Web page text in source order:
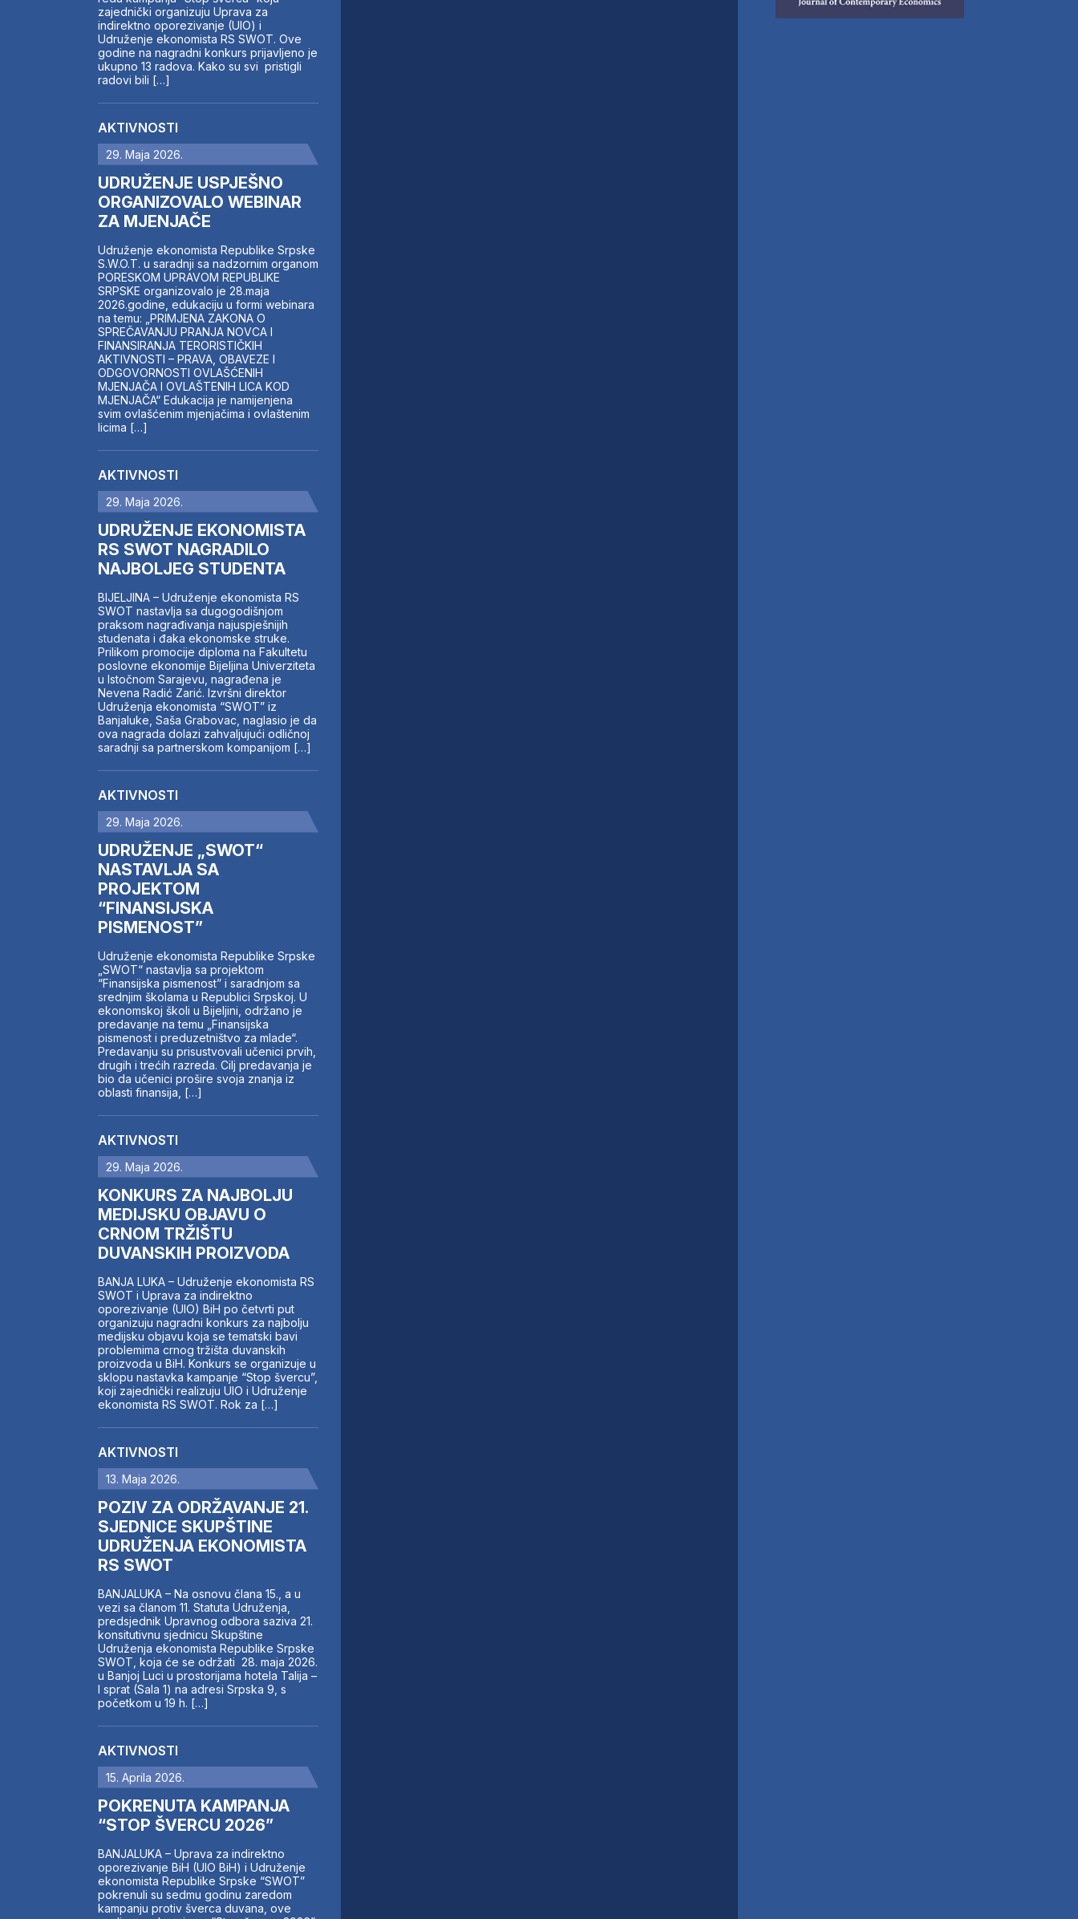
zajednički organizuju Uprava za
indirektno oporezivanje (UIO) i
Udruženje ekonomista RS SWOT. Ove
godine na nagradni konkurs prijavljeno je
ukupno 13 radova. Kako su svi pristigli
radovi bili […]
AKTIVNOSTI
29. Maja 2026.
UDRUŽENJE USPJEŠNO
ORGANIZOVALO WEBINAR
ZA MJENJAČE
Udruženje ekonomista Republike Srpske
S.W.O.T. u saradnji sa nadzornim organom
PORESKOM UPRAVOM REPUBLIKE
SRPSKE organizovalo je 28.maja
2026.godine, edukaciju u formi webinara
na temu: „PRIMJENA ZAKONA O
SPREČAVANJU PRANJA NOVCA I
FINANSIRANJA TERORISTIČKIH
AKTIVNOSTI – PRAVA, OBAVEZE I
ODGOVORNOSTI OVLAŠĆENIH
MJENJAČA I OVLAŠTENIH LICA KOD
MJENJAČA“ Edukacija je namijenjena
svim ovlašćenim mjenjačima i ovlaštenim
licima […]
AKTIVNOSTI
29. Maja 2026.
UDRUŽENJE EKONOMISTA
RS SWOT NAGRADILO
NAJBOLJEG STUDENTA
BIJELJINA – Udruženje ekonomista RS
SWOT nastavlja sa dugogodišnjom
praksom nagrađivanja najuspješnijih
studenata i đaka ekonomske struke.
Prilikom promocije diploma na Fakultetu
poslovne ekonomije Bijeljina Univerziteta
u Istočnom Sarajevu, nagrađena je
Nevena Radić Zarić. Izvršni direktor
Udruženja ekonomista “SWOT” iz
Banjaluke, Saša Grabovac, naglasio je da
ova nagrada dolazi zahvaljujući odličnoj
saradnji sa partnerskom kompanijom […]
AKTIVNOSTI
29. Maja 2026.
UDRUŽENJE „SWOT“
NASTAVLJA SA
PROJEKTOM
“FINANSIJSKA
PISMENOST”
Udruženje ekonomista Republike Srpske
„SWOT“ nastavlja sa projektom
“Finansijska pismenost” i saradnjom sa
srednjim školama u Republici Srpskoj. U
ekonomskoj školi u Bijeljini, održano je
predavanje na temu „Finansijska
pismenost i preduzetništvo za mlade“.
Predavanju su prisustvovali učenici prvih,
drugih i trećih razreda. Cilj predavanja je
bio da učenici prošire svoja znanja iz
oblasti finansija, […]
AKTIVNOSTI
29. Maja 2026.
KONKURS ZA NAJBOLJU
MEDIJSKU OBJAVU O
CRNOM TRŽIŠTU
DUVANSKIH PROIZVODA
BANJA LUKA – Udruženje ekonomista RS
SWOT i Uprava za indirektno
oporezivanje (UIO) BiH po četvrti put
organizuju nagradni konkurs za najbolju
medijsku objavu koja se tematski bavi
problemima crnog tržišta duvanskih
proizvoda u BiH. Konkurs se organizuje u
sklopu nastavka kampanje “Stop švercu”,
koji zajednički realizuju UIO i Udruženje
ekonomista RS SWOT. Rok za […]
AKTIVNOSTI
13. Maja 2026.
POZIV ZA ODRŽAVANJE 21.
SJEDNICE SKUPŠTINE
UDRUŽENJA EKONOMISTA
RS SWOT
BANJALUKA – Na osnovu člana 15., a u
vezi sa članom 11. Statuta Udruženja,
predsjednik Upravnog odbora saziva 21.
konsitutivnu sjednicu Skupštine
Udruženja ekonomista Republike Srpske
SWOT, koja će se održati 28. maja 2026.
u Banjoj Luci u prostorijama hotela Talija –
I sprat (Sala 1) na adresi Srpska 9, s
početkom u 19 h. […]
AKTIVNOSTI
15. Aprila 2026.
POKRENUTA KAMPANJA
“STOP ŠVERCU 2026”
BANJALUKA – Uprava za indirektno
oporezivanje BiH (UIO BiH) i Udruženje
ekonomista Republike Srpske “SWOT”
pokrenuli su sedmu godinu zaredom
kampanju protiv šverca duvana, ove